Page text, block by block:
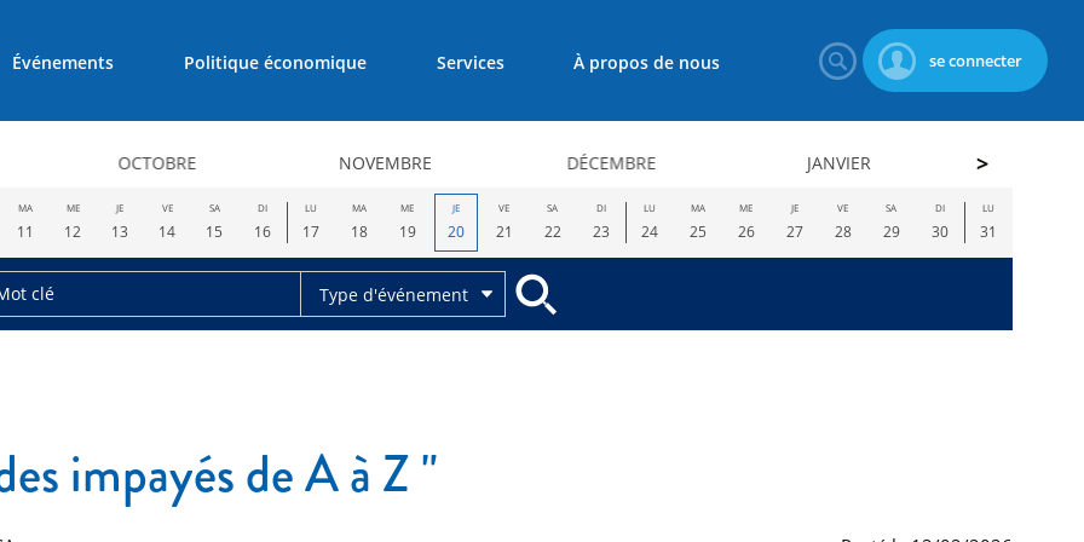
se connecter
Événements Politique économique Services À propos de nous
OCTOBRE NOVEMBRE DÉCEMBRE JANVIER
MA
11
ME
12
JE
13
VE
14
SA
15
DI
16
LU
17
MA
18
ME
19
JE
20
VE
21
SA
22
DI
23
LU
24
MA
25
ME
26
JE
27
VE
28
SA
29
DI
30
LU
31
Type d'événement
impayés de A à Z "